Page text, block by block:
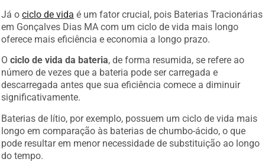
Já ociclo de vida é um fator crucial, pois Baterias Tracionárias
em Gonçalves Dias MA com um ciclo de vida mais longo
oferece mais eficiência e economia a longo prazo.
Ociclo de vida da bateria, de forma resumida, se refere ao
número de vezes que a bateria pode ser carregada e
descarregada antes que sua eficiência comece a diminuir
significativamente.
Baterias de lítio, por exemplo, possuem um ciclo de vida mais
longo em comparação às baterias de chumbo-ácido, o que
pode resultar em menor necessidade de substituição ao longo
do tempo.